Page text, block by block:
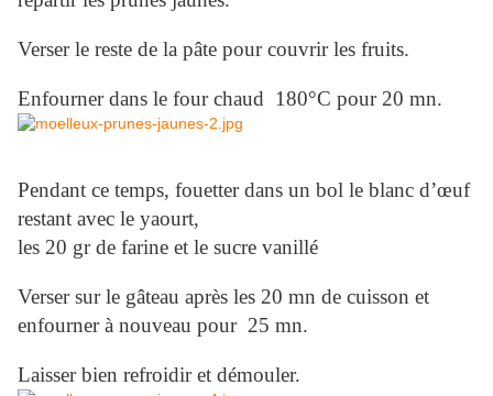
Verser le reste de la pâte pour couvrir les fruits.
Enfourner dans le four chaud 180°C pour 20 mn.
Pendant ce temps, fouetter dans un bol le blanc d’œuf
restant avec le yaourt,
les 20 gr de farine et le sucre vanillé
Verser sur le gâteau après les 20 mn de cuisson et
enfourner à nouveau pour 25 mn.
Laisser bien refroidir et démouler.